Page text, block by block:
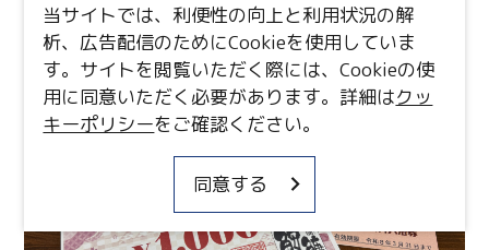
当サイトでは、利便性の向上と利用状況の解
析、広告配信のためにCookieを使用していま
す。サイトを閲覧いただく際には、Cookieの使
用に同意いただく必要があります。詳細はクッ
キーポリシーをご確認ください。
同意する